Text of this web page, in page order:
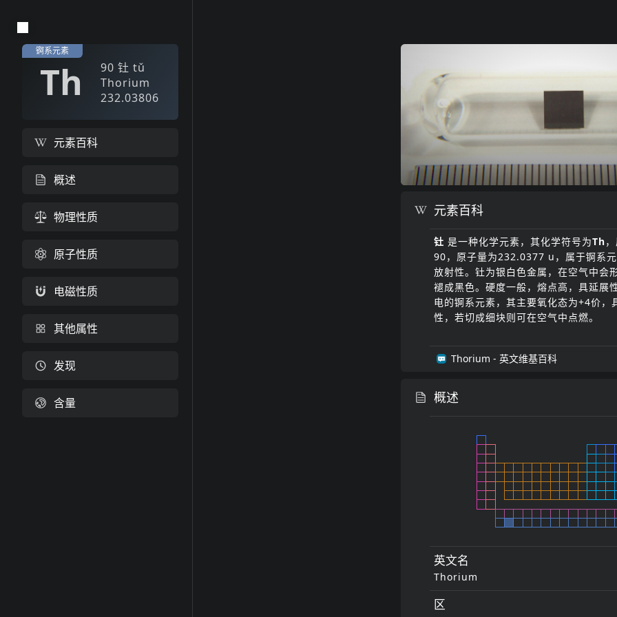
锕系元素
Th 90 钍 tǔ
Thorium
232.03806
元素百科
概述
物理性质
原子性质
电磁性质
其他属性
发现
含量
元素百科
钍 是一种化学元素，其化学符号为Th
90，原子量为232.0377 u ，属于锕系
放射性。钍为银白色金属，在空气中会
褪成黑色。硬度一般，熔点高，具延展
电的锕系元素，其主要氧化态为+4价，
性，若切成细块则可在空气中点燃。
Thorium - 英文维基百科
概述
英文名
Thorium
区